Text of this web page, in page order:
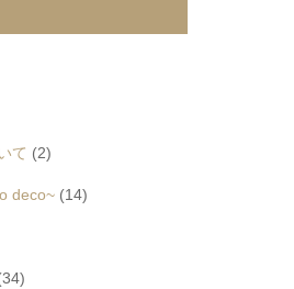
て (2)
deco~ (14)